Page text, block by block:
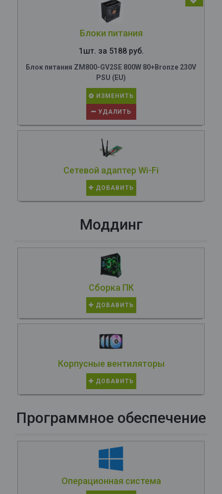
Блоки питания
1шт. за 5188 руб.
Блок питания ZM800-GV2SE 800W 80+Bronze 230V
PSU (EU)
ИЗМЕНИТЬ
УДАЛИТЬ
Сетевой адаптер Wi-Fi
ДОБАВИТЬ
Моддинг
Сборка ПК
ДОБАВИТЬ
Корпусные вентиляторы
ДОБАВИТЬ
Программное обеспечение
Операционная система